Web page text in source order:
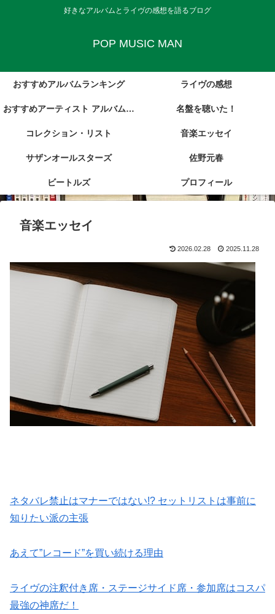
好きなアルバムとライヴの感想を語るブログ
POP MUSIC MAN
おすすめアルバムランキング ライヴの感想
おすすめアーティスト アルバム・
レビュー集
名盤を聴いた！
コレクション・リスト 音楽エッセイ
サザンオールスターズ 佐野元春
ビートルズ プロフィール
音楽エッセイ
2026.02.28 2025.11.28
ネタバレ禁止はマナーではない!? セットリストは事前に
知りたい派の主張
あえて”レコード”を買い続ける理由
ライヴの注釈付き席・ステージサイド席・参加席はコスパ
最強の神席だ！